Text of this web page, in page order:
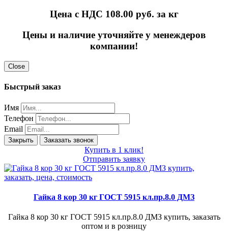
Цена с НДС 108.00 руб. за кг
Цены и наличие уточняйте у менеждеров
компании!
Close
Быстрый заказ
Имя
Телефон
Email
Закрыть Заказать звонок
Купить в 1 клик!
Отправить заявку
Гайка 8 кор 30 кг ГОСТ 5915 кл.пр.8.0 ДМЗ
Гайка 8 кор 30 кг ГОСТ 5915 кл.пр.8.0 ДМЗ купить, заказать
оптом и в розницу